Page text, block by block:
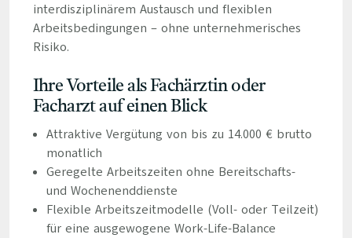
interdisziplinärem Austausch und flexiblen
Arbeitsbedingungen – ohne unternehmerisches
Risiko.
Ihre Vorteile als Fachärztin oder
Facharzt auf einen Blick
Attraktive Vergütung von bis zu 14.000 € brutto
monatlich
Geregelte Arbeitszeiten ohne Bereitschafts-
und Wochenenddienste
Flexible Arbeitszeitmodelle (Voll- oder Teilzeit)
für eine ausgewogene Work-Life-Balance